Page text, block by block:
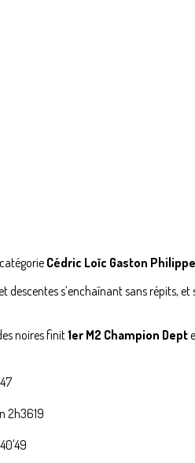
Cédric Loïc Gaston
s’enchaînant sans répits,
noires finit1er M2 Champion Dept
2h3619